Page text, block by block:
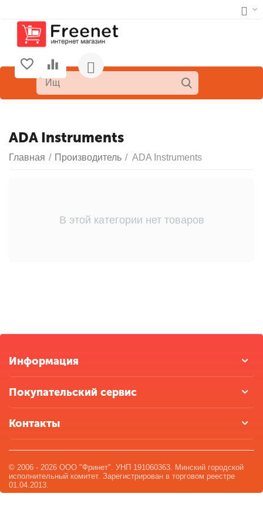
ADA Instruments
Главная / Производитель / ADA Instruments
В этой категории нет товаров
Информация
Покупательский сервис
Контакты
© 2006 - 2026 ООО "Фринет". УНП 191060363. Минский городской
исполнительный комитет. Зарегистрирован в торговом реестре
01.04.2013.